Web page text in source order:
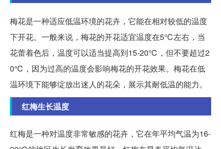
梅花是一种适应低温环境的花卉，它能在相对较低的温度
下开花。一般来说，梅花的开花适宜温度在5℃左右，当
花蕾着色后，温度可以适当提高到15-20℃，但不要超过2
0℃，因为过高的温度会影响梅花的开花效果。梅花在低
温环境下能够绽放出迷人的花朵，展示其耐低温的能力。
红梅生长温度
红梅是一种对温度非常敏感的花卉，它在年平均气温为16-